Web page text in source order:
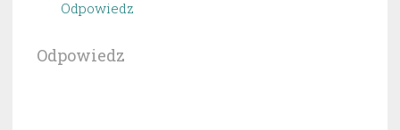
Odpowiedz
Odpowiedz